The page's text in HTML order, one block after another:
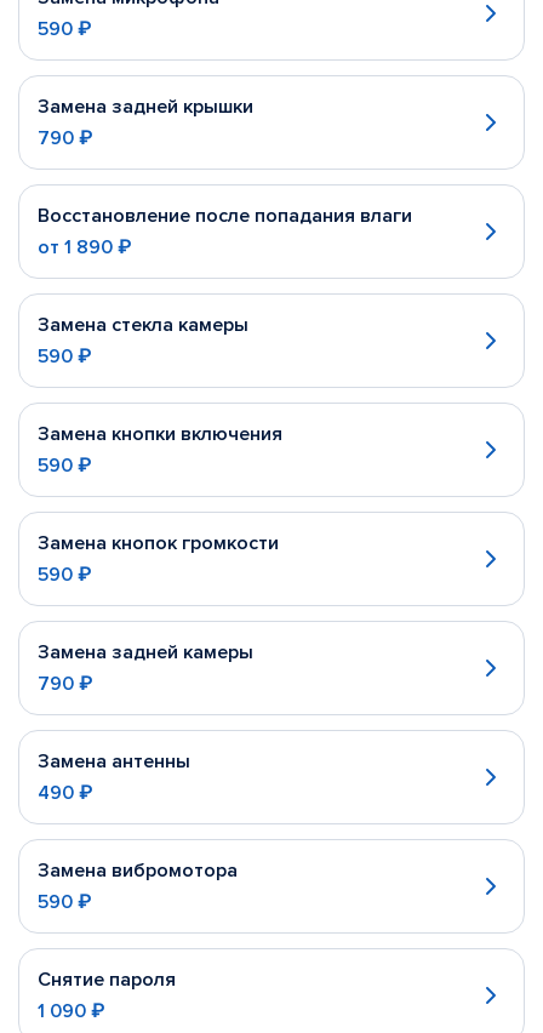
590 ₽
Замена задней крышки
790 ₽
Восстановление после попадания влаги
от 1 890 ₽
Замена стекла камеры
590 ₽
Замена кнопки включения
590 ₽
Замена кнопок громкости
590 ₽
Замена задней камеры
790 ₽
Замена антенны
490 ₽
Замена вибромотора
590 ₽
Снятие пароля
1 090 ₽